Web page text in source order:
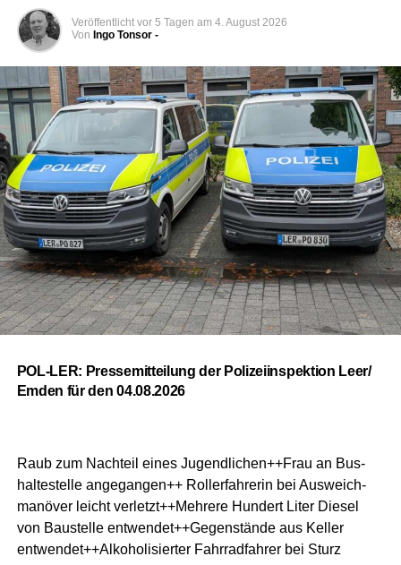
Veröffentlicht vor 5 Tagen am 4. August 2026
Von Ingo Tonsor -
POL-LER: Pres­se­mit­tei­lung der Poli­zei­in­spek­ti­on Leer/
Emden für den 04.08.2026
Raub zum Nach­teil eines Jugendlichen++Frau an Bus­
hal­te­stel­le ange­gan­gen++ Rol­ler­fah­re­rin bei Aus­weich­
ma­nö­ver leicht verletzt++Mehrere Hun­dert Liter Die­sel
von Bau­stel­le entwendet++Gegenstände aus Kel­ler
entwendet++Alkoholisierter Fahr­rad­fah­rer bei Sturz